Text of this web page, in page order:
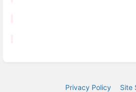
Privacy Policy Site